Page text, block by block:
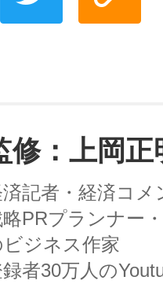
修：上岡正
記者・経済コメ
PRプランナー
ビジネス作家
者30万人の